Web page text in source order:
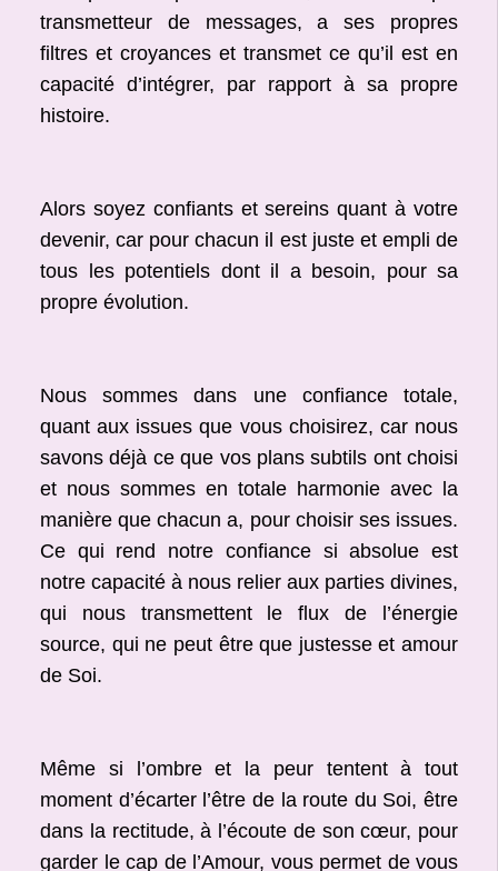
transmetteur de messages, a ses propres
filtres et croyances et transmet ce qu’il est en
capacité d’intégrer, par rapport à sa propre
histoire.
Alors soyez confiants et sereins quant à votre
devenir, car pour chacun il est juste et empli de
tous les potentiels dont il a besoin, pour sa
propre évolution.
Nous sommes dans une confiance totale,
quant aux issues que vous choisirez, car nous
savons déjà ce que vos plans subtils ont choisi
et nous sommes en totale harmonie avec la
manière que chacun a, pour choisir ses issues.
Ce qui rend notre confiance si absolue est
notre capacité à nous relier aux parties divines,
qui nous transmettent le flux de l’énergie
source, qui ne peut être que justesse et amour
de Soi.
Même si l’ombre et la peur tentent à tout
moment d’écarter l’être de la route du Soi, être
dans la rectitude, à l’écoute de son cœur, pour
garder le cap de l’Amour, vous permet de vous